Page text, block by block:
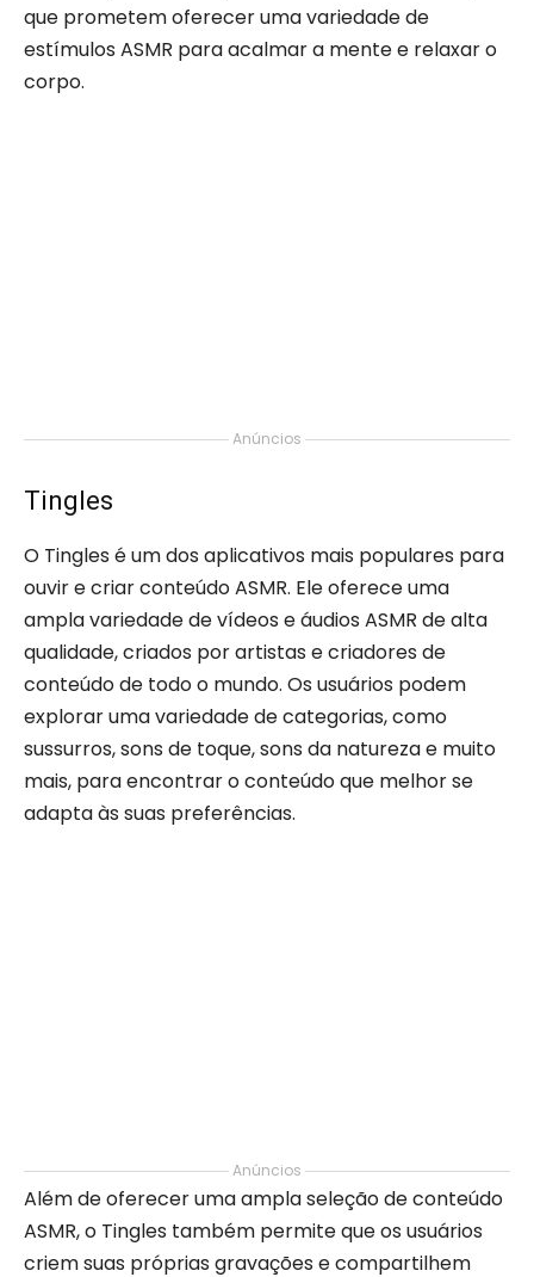
que prometem oferecer uma variedade de
estímulos ASMR para acalmar a mente e relaxar o
corpo.
Anúncios
Tingles
O Tingles é um dos aplicativos mais populares para
ouvir e criar conteúdo ASMR. Ele oferece uma
ampla variedade de vídeos e áudios ASMR de alta
qualidade, criados por artistas e criadores de
conteúdo de todo o mundo. Os usuários podem
explorar uma variedade de categorias, como
sussurros, sons de toque, sons da natureza e muito
mais, para encontrar o conteúdo que melhor se
adapta às suas preferências.
Anúncios
Além de oferecer uma ampla seleção de conteúdo
ASMR, o Tingles também permite que os usuários
criem suas próprias gravações e compartilhem